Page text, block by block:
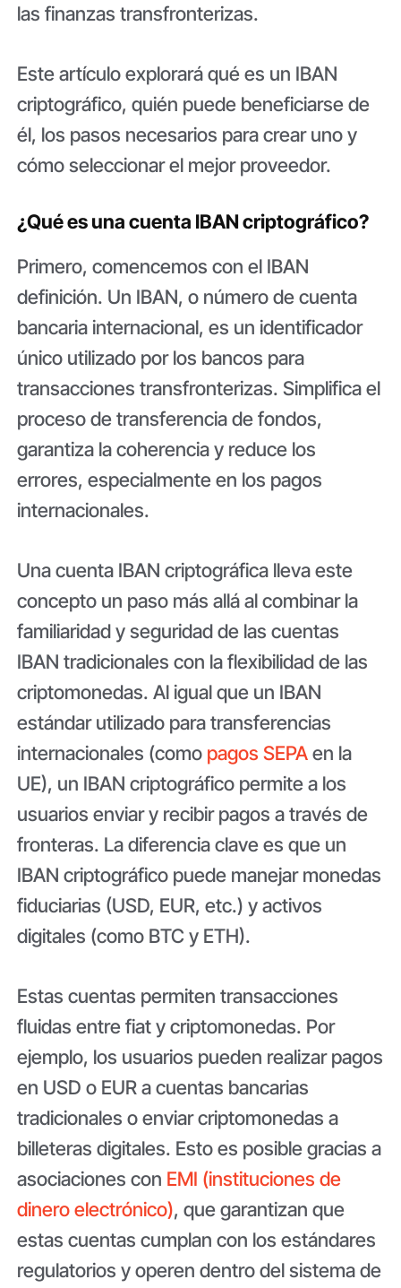
las finanzas transfronterizas.
Este artículo explorará qué es un IBAN
criptográfico, quién puede beneficiarse de
él, los pasos necesarios para crear uno y
cómo seleccionar el mejor proveedor.
¿Qué es una cuenta IBAN criptográfico?
Primero, comencemos con el IBAN
definición. Un IBAN, o número de cuenta
bancaria internacional, es un identificador
único utilizado por los bancos para
transacciones transfronterizas. Simplifica el
proceso de transferencia de fondos,
garantiza la coherencia y reduce los
errores, especialmente en los pagos
internacionales.
Una cuenta IBAN criptográfica lleva este
concepto un paso más allá al combinar la
familiaridad y seguridad de las cuentas
IBAN tradicionales con la flexibilidad de las
criptomonedas. Al igual que un IBAN
estándar utilizado para transferencias
internacionales (como pagos SEPAen la
UE), un IBAN criptográfico permite a los
usuarios enviar y recibir pagos a través de
fronteras. La diferencia clave es que un
IBAN criptográfico puede manejar monedas
fiduciarias (USD, EUR, etc.) y activos
digitales (como BTC y ETH).
Estas cuentas permiten transacciones
fluidas entre fiat y criptomonedas. Por
ejemplo, los usuarios pueden realizar pagos
en USD o EUR a cuentas bancarias
tradicionales o enviar criptomonedas a
billeteras digitales. Esto es posible gracias a
asociaciones con EMI (instituciones de
dinero electrónico), que garantizan que
estas cuentas cumplan con los estándares
regulatorios y operen dentro del sistema de